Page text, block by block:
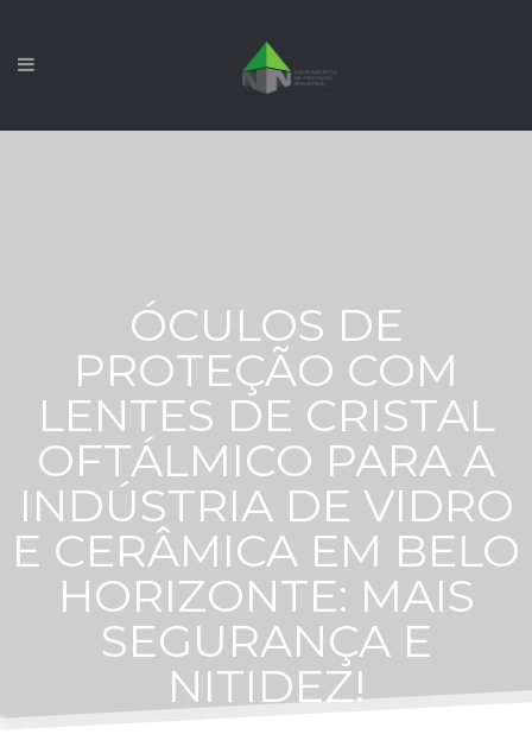
ÓCULOS DE
PROTEÇÃO COM
LENTES DE CRISTAL
OFTÁLMICO PARA A
INDÚSTRIA DE VIDRO
E CERÂMICA EM BELO
HORIZONTE: MAIS
SEGURANÇA E
NITIDEZ!